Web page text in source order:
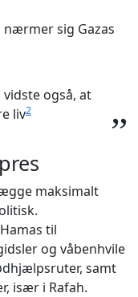
sig Gazas
også, at
liv2 ”
maksimalt
til
og våbenhvile
samt
især i Rafah.